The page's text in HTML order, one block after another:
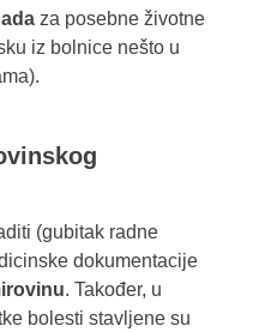
za posebne životne
iz bolnice nešto u
(gubitak radne
dokumentacije
. Također, u
bolesti stavljene su